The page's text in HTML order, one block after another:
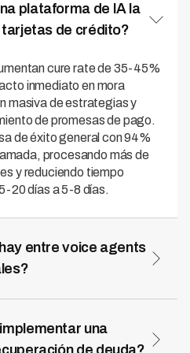
plataforma de IA la
de crédito?
cure rate de 35-45%
inmediato en mora
masiva de estrategias y
de promesas de pago.
de éxito general con 94%
procesando más de
y reduciendo tiempo
20 días a 5-8 días.
entre voice agents
usan menús rígidos
voice agents comprenden
una